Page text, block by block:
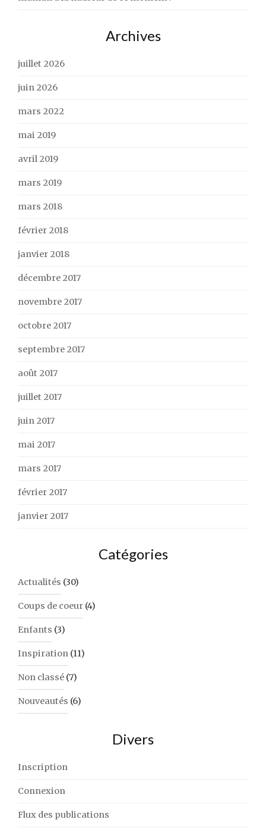
Archives
juillet 2026
juin 2026
mars 2022
mai 2019
avril 2019
mars 2019
mars 2018
février 2018
janvier 2018
décembre 2017
novembre 2017
octobre 2017
septembre 2017
août 2017
juillet 2017
juin 2017
mai 2017
mars 2017
février 2017
janvier 2017
Catégories
Actualités (30)
Coups de coeur (4)
Enfants (3)
Inspiration (11)
Non classé (7)
Nouveautés (6)
Divers
Inscription
Connexion
Flux des publications